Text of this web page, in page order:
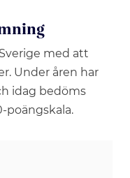
med att
Under åren har
idag bedöms
poängskala.